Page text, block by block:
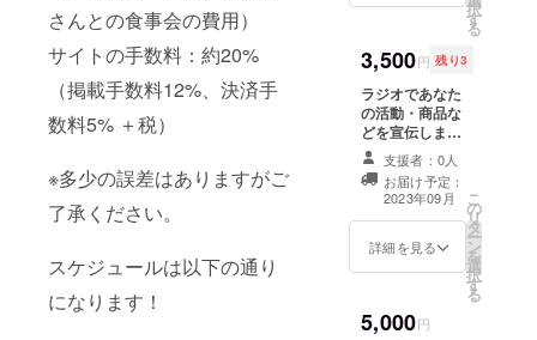
さんとの食事会の費用）
サイトの手数料：約20%
（掲載手数料12%、決済手
数料5% ＋税）
※多少の誤差はありますがご
了承ください。
スケジュールは以下の通り
になります！
択
す
る
3,500円 残り3
ラジオであなた
の活動・商品な
どを宣伝しま
す！（2週間・放
送回数/6回）毎
放送のはじめに
スポンサーさん
として紹介させ
ていただきま
支援者：0人
お届け予定：
2023年09月
詳細を見る
こ
の
リ
タ
ー
ン
を
選
択
す
る
5,000円